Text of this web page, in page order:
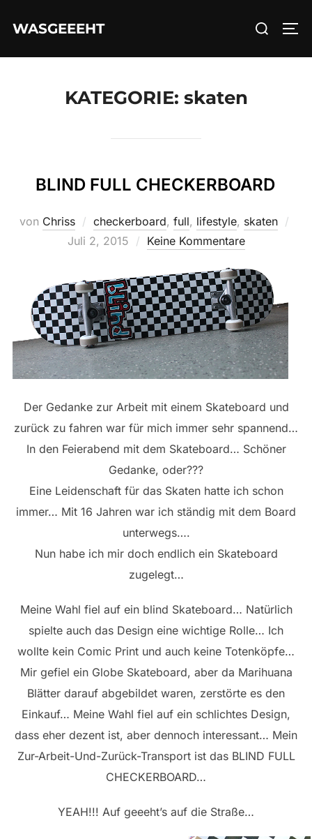
InhaltWASGEEEHT
Suchen
KATEGORIE: skaten
BLIND FULL CHECKERBOARD
von Chriss checkerboard, full, lifestyle, skaten
Juli 2, 2015 Keine Kommentare
Der Gedanke zur Arbeit mit einem Skateboard und
zurück zu fahren war für mich immer sehr spannend…
In den Feierabend mit dem Skateboard… Schöner
Gedanke, oder???
Eine Leidenschaft für das Skaten hatte ich schon
immer… Mit 16 Jahren war ich ständig mit dem Board
unterwegs….
Nun habe ich mir doch endlich ein Skateboard
zugelegt…
Meine Wahl fiel auf ein blind Skateboard… Natürlich
spielte auch das Design eine wichtige Rolle… Ich
wollte kein Comic Print und auch keine Totenköpfe…
Mir gefiel ein Globe Skateboard, aber da Marihuana
Blätter darauf abgebildet waren, zerstörte es den
Einkauf… Meine Wahl fiel auf ein schlichtes Design,
dass eher dezent ist, aber dennoch interessant… Mein
Zur-Arbeit-Und-Zurück-Transport ist das BLIND FULL
CHECKERBOARD…
YEAH!!! Auf geeeht’s auf die Straße…